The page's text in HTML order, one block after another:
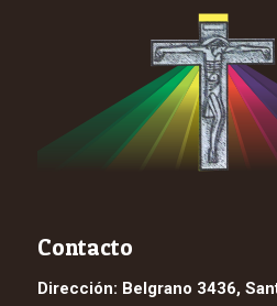
Contacto
Dirección: Belgrano 3436,